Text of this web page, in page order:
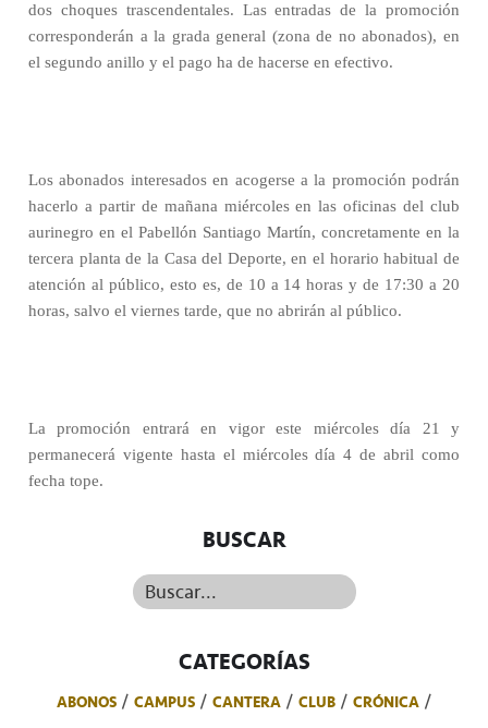
dos choques trascendentales. Las entradas de la promoción
corresponderán a la grada general (zona de no abonados), en
el segundo anillo y el pago ha de hacerse en efectivo.
Los abonados interesados en acogerse a la promoción podrán
hacerlo a partir de mañana miércoles en las oficinas del club
aurinegro en el Pabellón Santiago Martín, concretamente en la
tercera planta de la Casa del Deporte, en el horario habitual de
atención al público, esto es, de 10 a 14 horas y de 17:30 a 20
horas, salvo el viernes tarde, que no abrirán al público.
La promoción entrará en vigor este miércoles día 21 y
permanecerá vigente hasta el miércoles día 4 de abril como
fecha tope.
BUSCAR
Buscar...
CATEGORÍAS
ABONOS CAMPUS CANTERA CLUB CRÓNICA